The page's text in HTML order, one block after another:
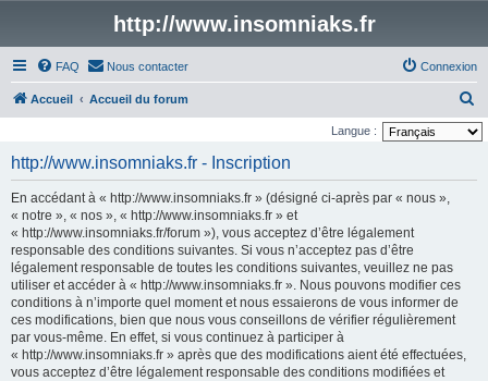
http://www.insomniaks.fr
FAQ Nous contacter Connexion
Accueil Accueil du forum
e
Langue :
http://www.insomniaks.fr - Inscription
En accédant à « http://www.insomniaks.fr » (désigné ci-après par « nous »,
« notre », « nos », « http://www.insomniaks.fr » et
« http://www.insomniaks.fr/forum »), vous acceptez d’être légalement
responsable des conditions suivantes. Si vous n’acceptez pas d’être
légalement responsable de toutes les conditions suivantes, veuillez ne pas
utiliser et accéder à « http://www.insomniaks.fr ». Nous pouvons modifier ces
conditions à n’importe quel moment et nous essaierons de vous informer de
ces modifications, bien que nous vous conseillons de vérifier régulièrement
par vous-même. En effet, si vous continuez à participer à
« http://www.insomniaks.fr » après que des modifications aient été effectuées,
vous acceptez d’être légalement responsable des conditions modifiées et